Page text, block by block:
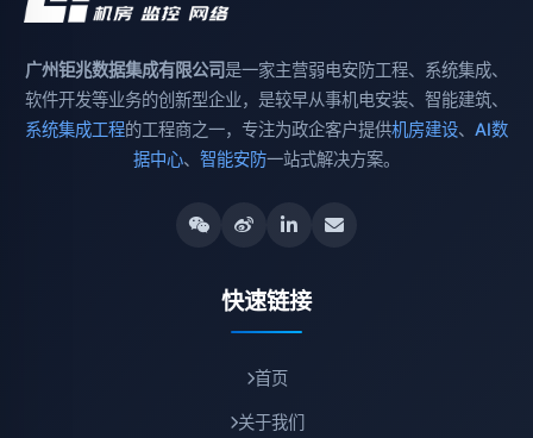
广州钜兆数据集成有限公司是一家主营弱电安防工程、系统集成、
软件开发等业务的创新型企业，是较早从事机电安装、智能建筑、
系统集成工程的工程商之一，专注为政企客户提供机房建设、 AI数
据中心、 智能安防一站式解决方案。
快速链接
首页
关于我们